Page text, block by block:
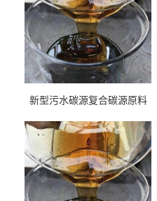
新型污水碳源复合碳源原料